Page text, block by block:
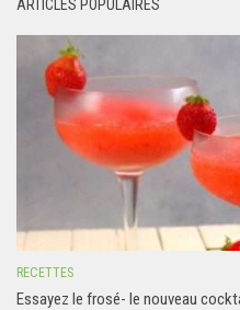
ARTICLES POPULAIRES
RECETTES
Essayez le frosé- le nouveau